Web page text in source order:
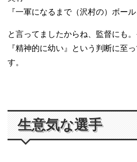
『一軍になるまで（沢村の）ボール
と言ってましたからね、監督にも
『精神的に幼い』という判断に至
す。
生意気な選手